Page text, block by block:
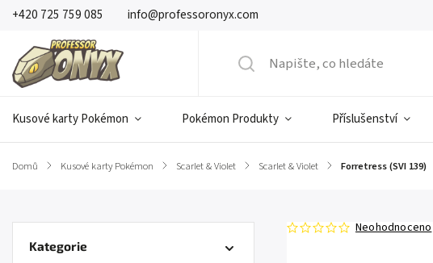
+420 725 759 085 info@professoronyx.com
Kusové karty Pokémon Pokémon Produkty Příslušenství
Domů / Kusové karty Pokémon / Scarlet & Violet / Scarlet & Violet / Forretress (SVI 139)
Kategorie
Neohodnoceno